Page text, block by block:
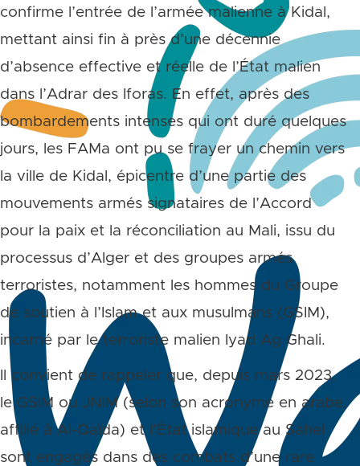
confirme l’entrée de l’armée malienne à Kidal,
mettant ainsi fin à près d’une décennie
d’absence effective et réelle de l’État malien
dans l’Adrar des Iforas. En effet, après des
bombardements intenses qui ont duré quelques
jours, les FAMa ont pu se frayer un chemin vers
la ville de Kidal, épicentre d’une partie des
mouvements armés signataires de l’Accord
pour la paix et la réconciliation au Mali, issu du
processus d’Alger et des groupes armés
terroristes, notamment les hommes du Groupe
de soutien à l’Islam et aux musulmans (GSIM),
incarné par le terroriste malien Iyad Ag Ghali.
Il convient de rappeler que, depuis mars 2023,
le GSIM ou JNIM (selon son acronyme en arabe,
affilié à Al-Qaïda) et l’État islamique au Sahel
sont engagés dans des combats d’une rare